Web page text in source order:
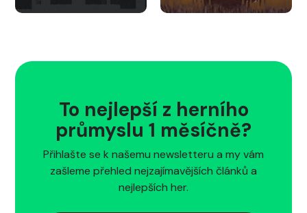
To nejlepší z herního
průmyslu 1 měsíčně?
Přihlašte se k našemu newsletteru a my vám
zašleme přehled nejzajímavějších článků a
nejlepších her.